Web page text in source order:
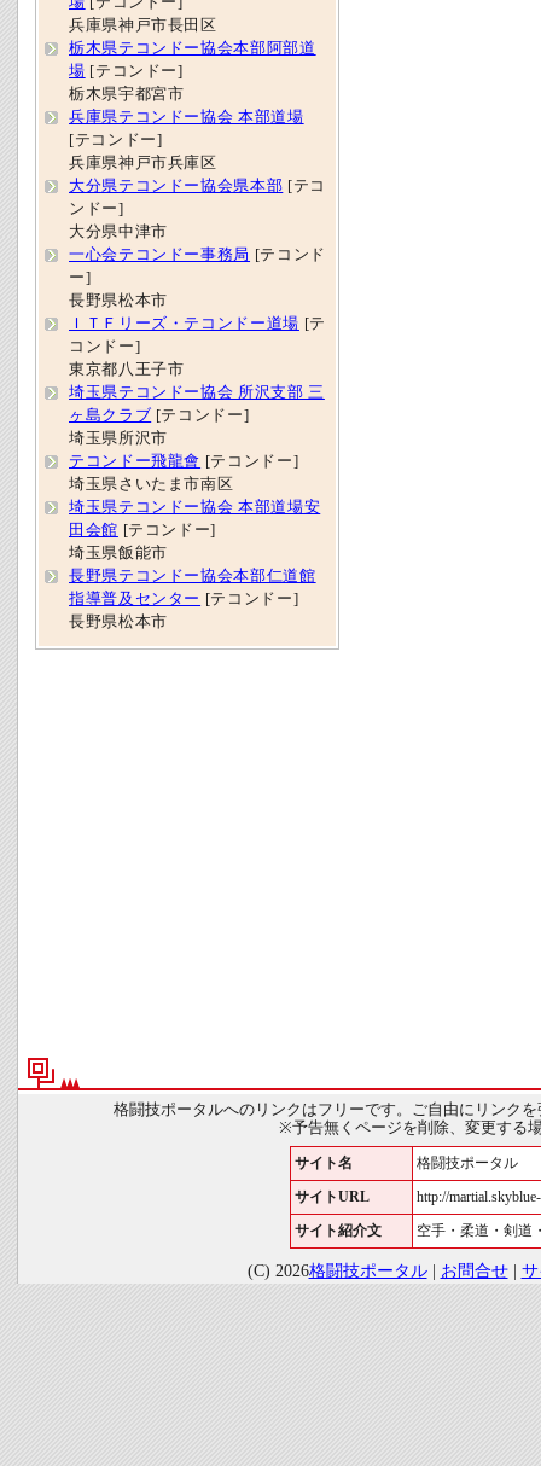
兵庫県神戸市長田区
栃木県テコンドー協会本部阿部道
場 [テコンドー]
栃木県宇都宮市
兵庫県テコンドー協会 本部道場
[テコンドー]
兵庫県神戸市兵庫区
大分県テコンドー協会県本部 [テコ
ンドー]
大分県中津市
一心会テコンドー事務局 [テコンド
ー]
長野県松本市
ＩＴＦリーズ・テコンドー道場 [テ
コンドー]
東京都八王子市
埼玉県テコンドー協会 所沢支部 三
ヶ島クラブ [テコンドー]
埼玉県所沢市
テコンドー飛龍會 [テコンドー]
埼玉県さいたま市南区
埼玉県テコンドー協会 本部道場安
田会館 [テコンドー]
埼玉県飯能市
長野県テコンドー協会本部仁道館
指導普及センター [テコンドー]
長野県松本市
格闘技ポータルへのリンクはフリーです。ご自由にリンク
※予告無くページを削除、変更する
サイト名 格闘技ポータル
サイトURL http://
サイト紹介文 空手・柔道・剣道
(C) 2026格闘技ポータル| お問合せ|